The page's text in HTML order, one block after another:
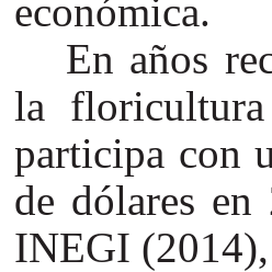
económica.
En años
la floricultura
participa con
de dólares
INEGI